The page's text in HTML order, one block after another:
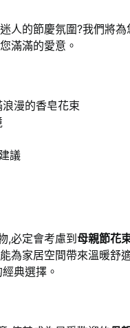
人的節慶氛圍?我們將為
滿滿的愛意。
漫的香皂花束
議
,必定會考慮到 母親節花
為家居空間帶來溫暖舒
典選擇。